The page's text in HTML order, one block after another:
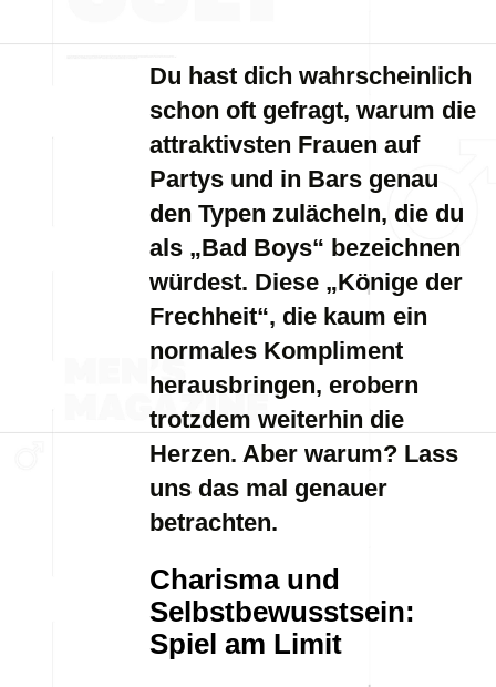
Du hast dich wahrscheinlich
schon oft gefragt, warum die
attraktivsten Frauen auf
Partys und in Bars genau
den Typen zulächeln, die du
als „Bad Boys“ bezeichnen
würdest. Diese „Könige der
Frechheit“, die kaum ein
normales Kompliment
herausbringen, erobern
trotzdem weiterhin die
Herzen. Aber warum? Lass
uns das mal genauer
betrachten.
Charisma und
Selbstbewusstsein:
Spiel am Limit